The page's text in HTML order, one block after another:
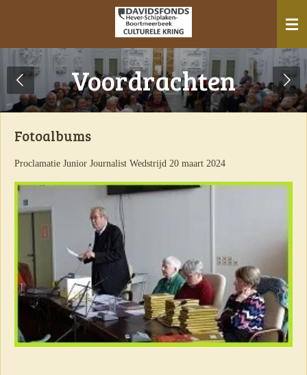
naar
de
hoofdinhoud Voordrachten
Fotoalbums
Proclamatie Junior Journalist Wedstrijd 20 maart 2024